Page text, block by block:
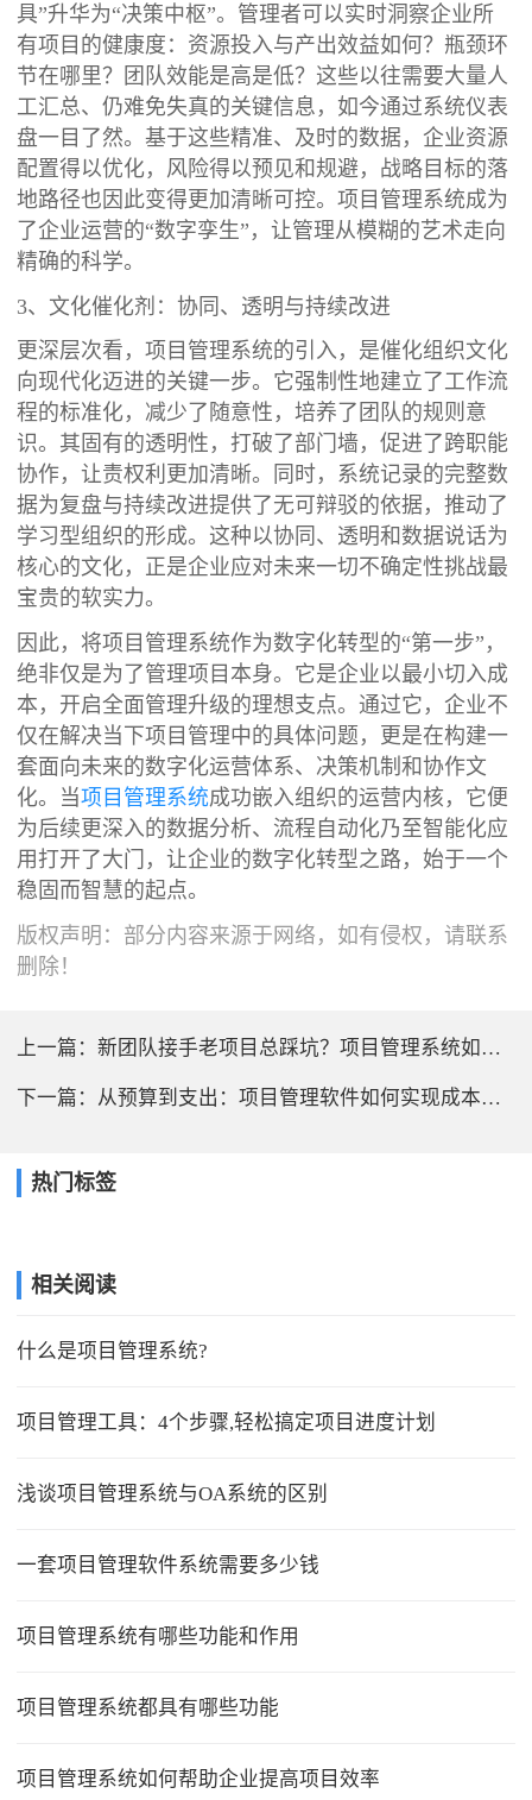
具”升华为“决策中枢”。管理者可以实时洞察企业所
有项目的健康度：资源投入与产出效益如何？瓶颈环
节在哪里？团队效能是高是低？这些以往需要大量人
工汇总、仍难免失真的关键信息，如今通过系统仪表
盘一目了然。基于这些精准、及时的数据，企业资源
配置得以优化，风险得以预见和规避，战略目标的落
地路径也因此变得更加清晰可控。项目管理系统成为
了企业运营的“数字孪生”，让管理从模糊的艺术走向
精确的科学。
3、文化催化剂：协同、透明与持续改进
更深层次看，项目管理系统的引入，是催化组织文化
向现代化迈进的关键一步。它强制性地建立了工作流
程的标准化，减少了随意性，培养了团队的规则意
识。其固有的透明性，打破了部门墙，促进了跨职能
协作，让责权利更加清晰。同时，系统记录的完整数
据为复盘与持续改进提供了无可辩驳的依据，推动了
学习型组织的形成。这种以协同、透明和数据说话为
核心的文化，正是企业应对未来一切不确定性挑战最
宝贵的软实力。
因此，将项目管理系统作为数字化转型的“第一步”，
绝非仅是为了管理项目本身。它是企业以最小切入成
本，开启全面管理升级的理想支点。通过它，企业不
仅在解决当下项目管理中的具体问题，更是在构建一
套面向未来的数字化运营体系、决策机制和协作文
化。当项目管理系统成功嵌入组织的运营内核，它便
为后续更深入的数据分析、流程自动化乃至智能化应
用打开了大门，让企业的数字化转型之路，始于一个
稳固而智慧的起点。
版权声明：部分内容来源于网络，如有侵权，请联系
删除！
上一篇：新团队接手老项目总踩坑？项目管理系统如何降低交接成本
下一篇： 从预算到支出：项目管理软件如何实现成本全过程闭环管控
热门标签
相关阅读
什么是项目管理系统?
项目管理工具：4个步骤,轻松搞定项目进度计划
浅谈项目管理系统与OA系统的区别
一套项目管理软件系统需要多少钱
项目管理系统有哪些功能和作用
项目管理系统都具有哪些功能
项目管理系统如何帮助企业提高项目效率